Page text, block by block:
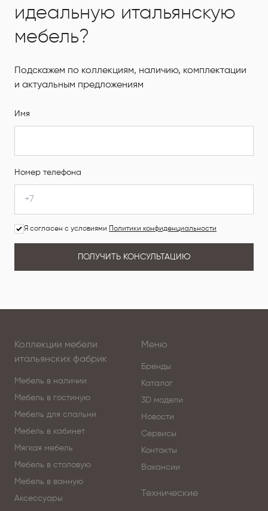
идеальную итальянскую
мебель?
Подскажем по коллекциям, наличию, комплектации
и актуальным предложениям
Имя
Номер телефона
Я согласен с условиями Политики конфиденциальности
ПОЛУЧИТЬ КОНСУЛЬТАЦИЮ
Коллекции мебели
итальянских фабрик
Мебель в наличии
Мебель в гостиную
Мебель для спальни
Мебель в кабинет
Мягкая мебель
Мебель в столовую
Мебель в ванную
Аксессуары
Меню
Бренды
Каталог
3D модели
Новости
Сервисы
Контакты
Вакансии
Технические